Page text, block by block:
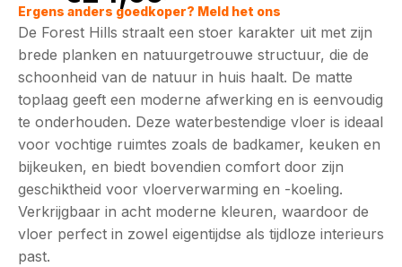
Oorspronkelijke
prijs
was:
€29,95.
Huidige
prijs
is:
€24,95.
Ergens anders goedkoper? Meld het ons
De Forest Hills straalt een stoer karakter uit met zijn
brede planken en natuurgetrouwe structuur, die de
schoonheid van de natuur in huis haalt. De matte
toplaag geeft een moderne afwerking en is eenvoudig
te onderhouden. Deze waterbestendige vloer is ideaal
voor vochtige ruimtes zoals de badkamer, keuken en
bijkeuken, en biedt bovendien comfort door zijn
geschiktheid voor vloerverwarming en -koeling.
Verkrijgbaar in acht moderne kleuren, waardoor de
vloer perfect in zowel eigentijdse als tijdloze interieurs
past.